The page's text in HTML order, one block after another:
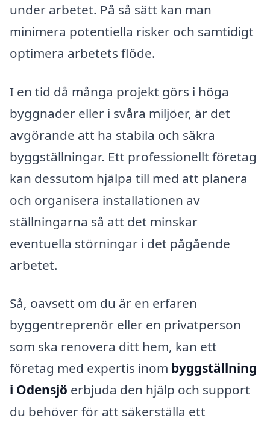
under arbetet. På så sätt kan man
minimera potentiella risker och samtidigt
optimera arbetets flöde.
I en tid då många projekt görs i höga
byggnader eller i svåra miljöer, är det
avgörande att ha stabila och säkra
byggställningar. Ett professionellt företag
kan dessutom hjälpa till med att planera
och organisera installationen av
ställningarna så att det minskar
eventuella störningar i det pågående
arbetet.
Så, oavsett om du är en erfaren
byggentreprenör eller en privatperson
som ska renovera ditt hem, kan ett
företag med expertis inom byggställning
i Odensjö erbjuda den hjälp och support
du behöver för att säkerställa ett